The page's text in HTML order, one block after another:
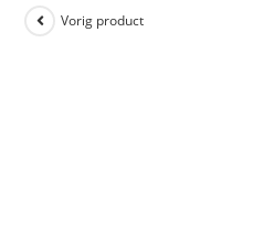
Vorig product